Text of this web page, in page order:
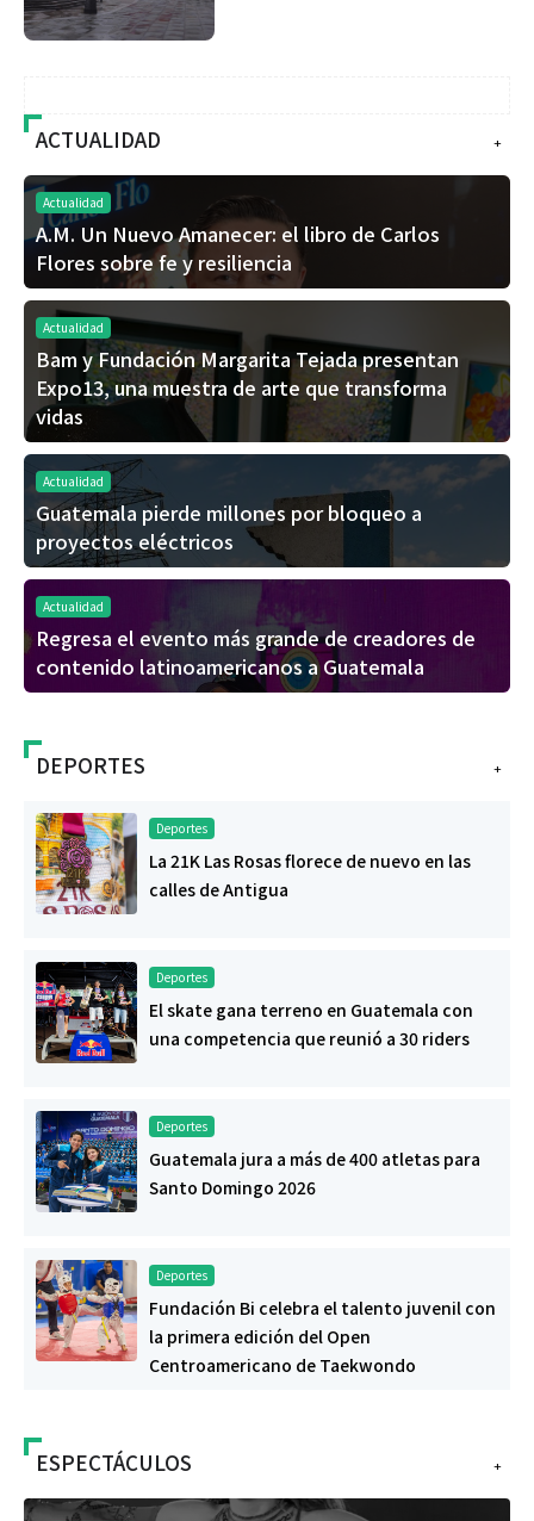
+
ACTUALIDAD
Actualidad
A.M. Un Nuevo Amanecer: el libro de Carlos
Flores sobre fe y resiliencia
Actualidad
Bam y Fundación Margarita Tejada presentan
Expo13, una muestra de arte que transforma
vidas
Actualidad
Guatemala pierde millones por bloqueo a
proyectos eléctricos
Actualidad
Regresa el evento más grande de creadores de
contenido latinoamericanos a Guatemala
+
DEPORTES
Deportes
La 21K Las Rosas florece de nuevo en las
calles de Antigua
Deportes
El skate gana terreno en Guatemala con
una competencia que reunió a 30 riders
Deportes
Guatemala jura a más de 400 atletas para
Santo Domingo 2026
Deportes
Fundación Bi celebra el talento juvenil con
la primera edición del Open
Centroamericano de Taekwondo
+
ESPECTÁCULOS